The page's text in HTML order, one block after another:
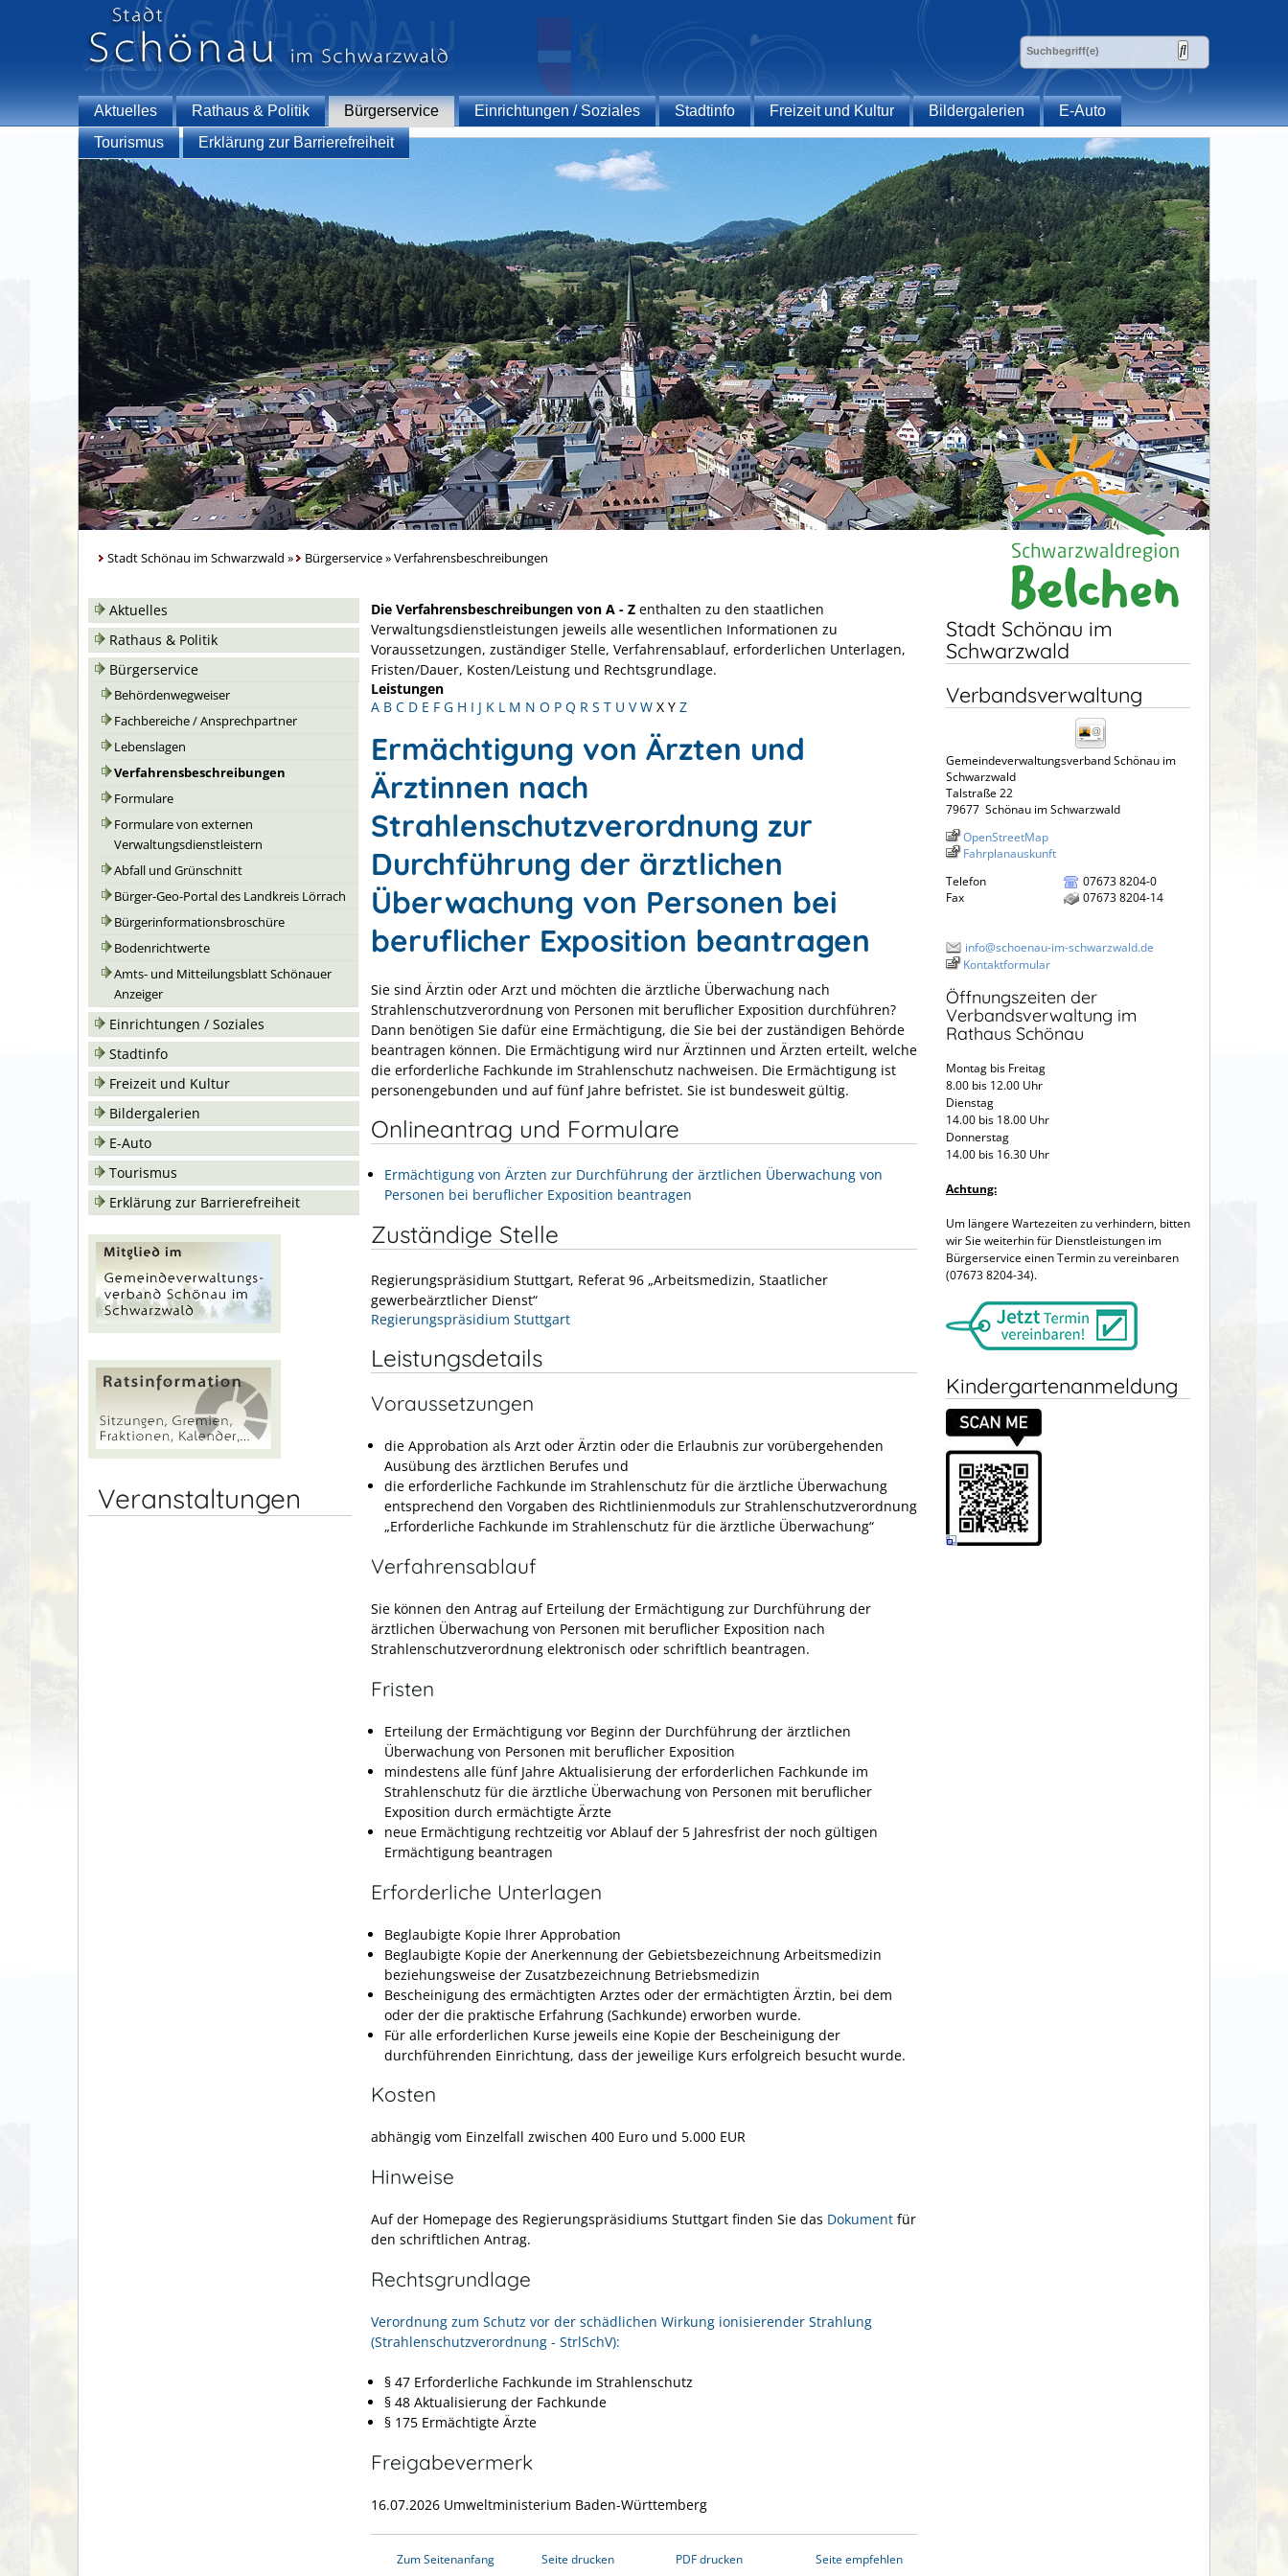
Aktuelles Rathaus & Politik Bürgerservice Einrichtungen / Soziales Stadtinfo Freizeit und Kultur Bildergalerien
E-Auto
Tourismus
Erklärung zur Barrierefreiheit
Stadt Schönau im Schwarzwald » Bürgerservice»Verfahrensbeschreibungen
Aktuelles
Rathaus & Politik
Bürgerservice
Behördenwegweiser
Fachbereiche / Ansprechpartner
Lebenslagen
Verfahrensbeschreibungen
Formulare
Formulare von externen
Verwaltungsdienstleistern
Abfall und Grünschnitt
Bürger-Geo-Portal des Landkreis Lörrach
Bürgerinformationsbroschüre
Bodenrichtwerte
Amts- und Mitteilungsblatt Schönauer
Anzeiger
Einrichtungen / Soziales
Stadtinfo
Freizeit und Kultur
Bildergalerien
E-Auto
Tourismus
Erklärung zur Barrierefreiheit
Veranstaltungen
Die Verfahrensbeschreibungen von A - Z enthalten zu den staatlichen
Verwaltungsdienstleistungen jeweils alle wesentlichen Informationen zu
Voraussetzungen, zuständiger Stelle, Verfahrensablauf, erforderlichen Unterlagen,
Fristen/Dauer, Kosten/Leistung und Rechtsgrundlage.
Leistungen
A B C D E F G H I J K L M N O P Q R S T U V W X Y Z
Ermächtigung von Ärzten und
Ärztinnen nach
Strahlenschutzverordnung zur
Durchführung der ärztlichen
Überwachung von Personen bei
beruflicher Exposition beantragen
Sie sind Ärztin oder Arzt und möchten die ärztliche Überwachung nach
Strahlenschutzverordnung von Personen mit beruflicher Exposition durchführen?
Dann benötigen Sie dafür eine Ermächtigung, die Sie bei der zuständigen Behörde
beantragen können. Die Ermächtigung wird nur Ärztinnen und Ärzten erteilt, welche
die erforderliche Fachkunde im Strahlenschutz nachweisen. Die Ermächtigung ist
personengebunden und auf fünf Jahre befristet. Sie ist bundesweit gültig.
Onlineantrag und Formulare
Ermächtigung von Ärzten zur Durchführung der ärztlichen Überwachung von
Personen bei beruflicher Exposition beantragen
Zuständige Stelle
Regierungspräsidium Stuttgart, Referat 96 „Arbeitsmedizin, Staatlicher
gewerbeärztlicher Dienst“
Regierungspräsidium Stuttgart
Leistungsdetails
Voraussetzungen
die Approbation als Arzt oder Ärztin oder die Erlaubnis zur vorübergehenden
Ausübung des ärztlichen Berufes und
die erforderliche Fachkunde im Strahlenschutz für die ärztliche Überwachung
entsprechend den Vorgaben des Richtlinienmoduls zur Strahlenschutzverordnung
„Erforderliche Fachkunde im Strahlenschutz für die ärztliche Überwachung“
Verfahrensablauf
Sie können den Antrag auf Erteilung der Ermächtigung zur Durchführung der
ärztlichen Überwachung von Personen mit beruflicher Exposition nach
Strahlenschutzverordnung elektronisch oder schriftlich beantragen.
Fristen
Erteilung der Ermächtigung vor Beginn der Durchführung der ärztlichen
Überwachung von Personen mit beruflicher Exposition
mindestens alle fünf Jahre Aktualisierung der erforderlichen Fachkunde im
Strahlenschutz für die ärztliche Überwachung von Personen mit beruflicher
Exposition durch ermächtigte Ärzte
neue Ermächtigung rechtzeitig vor Ablauf der 5 Jahresfrist der noch gültigen
Ermächtigung beantragen
Erforderliche Unterlagen
Beglaubigte Kopie Ihrer Approbation
Beglaubigte Kopie der Anerkennung der Gebietsbezeichnung Arbeitsmedizin
beziehungsweise der Zusatzbezeichnung Betriebsmedizin
Bescheinigung des ermächtigten Arztes oder der ermächtigten Ärztin, bei dem
oder der die praktische Erfahrung (Sachkunde) erworben wurde.
Für alle erforderlichen Kurse jeweils eine Kopie der Bescheinigung der
durchführenden Einrichtung, dass der jeweilige Kurs erfolgreich besucht wurde.
Kosten
abhängig vom Einzelfall zwischen 400 Euro und 5.000 EUR
Hinweise
Auf der Homepage des Regierungspräsidiums Stuttgart finden Sie das Dokument für
den schriftlichen Antrag.
Rechtsgrundlage
Verordnung zum Schutz vor der schädlichen Wirkung ionisierender Strahlung
(Strahlenschutzverordnung - StrlSchV):
§ 47 Erforderliche Fachkunde im Strahlenschutz
§ 48 Aktualisierung der Fachkunde
§ 175 Ermächtigte Ärzte
Freigabevermerk
16.07.2026 Umweltministerium Baden-Württemberg
Zum Seitenanfang Seite drucken PDF drucken Seite empfehlen
Stadt Schönau im
Schwarzwald
Verbandsverwaltung
Gemeindeverwaltungsverband Schönau im
Schwarzwald
Talstraße 22
79677 Schönau im Schwarzwald
OpenStreetMap
Fahrplanauskunft
Telefon
07673 8204-0
Fax
07673 8204-14
info@schoenau-im-schwarzwald.de
Kontaktformular
Öffnungszeiten der
Verbandsverwaltung im
Rathaus Schönau
Montag bis Freitag
8.00 bis 12.00 Uhr
Dienstag
14.00 bis 18.00 Uhr
Donnerstag
14.00 bis 16.30 Uhr
Achtung:
Um längere Wartezeiten zu verhindern, bitten
wir Sie weiterhin für Dienstleistungen im
Bürgerservice einen Termin zu vereinbaren
(07673 8204-34).
Kindergartenanmeldung